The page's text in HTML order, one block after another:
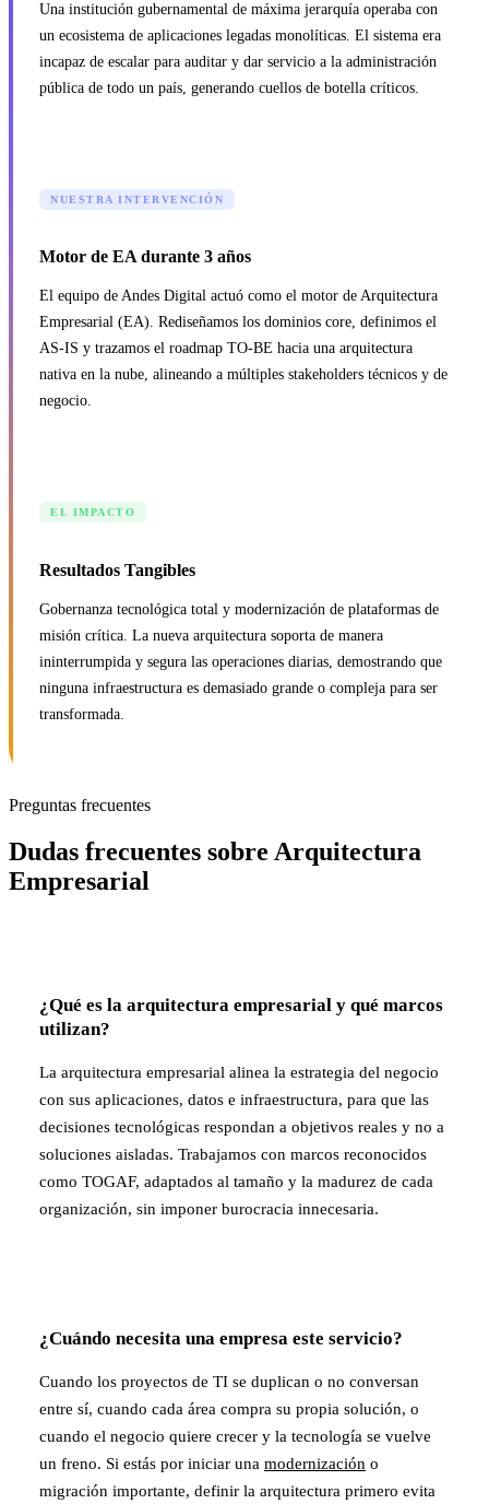
Una institución gubernamental de máxima jerarquía operaba con
un ecosistema de aplicaciones legadas monolíticas. El sistema era
incapaz de escalar para auditar y dar servicio a la administración
pública de todo un país, generando cuellos de botella críticos.
NUESTRA INTERVENCIÓN
Motor de EA durante 3 años
El equipo de Andes Digital actuó como el motor de Arquitectura
Empresarial (EA). Rediseñamos los dominios core, definimos el
AS-IS y trazamos el roadmap TO-BE hacia una arquitectura
nativa en la nube, alineando a múltiples stakeholders técnicos y de
negocio.
EL IMPACTO
Resultados Tangibles
Gobernanza tecnológica total y modernización de plataformas de
misión crítica. La nueva arquitectura soporta de manera
ininterrumpida y segura las operaciones diarias, demostrando que
ninguna infraestructura es demasiado grande o compleja para ser
transformada.
Preguntas frecuentes
Dudas frecuentes sobre Arquitectura
Empresarial
¿Qué es la arquitectura empresarial y qué marcos
utilizan?
La arquitectura empresarial alinea la estrategia del negocio
con sus aplicaciones, datos e infraestructura, para que las
decisiones tecnológicas respondan a objetivos reales y no a
soluciones aisladas. Trabajamos con marcos reconocidos
como TOGAF, adaptados al tamaño y la madurez de cada
organización, sin imponer burocracia innecesaria.
¿Cuándo necesita una empresa este servicio?
Cuando los proyectos de TI se duplican o no conversan
entre sí, cuando cada área compra su propia solución, o
cuando el negocio quiere crecer y la tecnología se vuelve
un freno. Si estás por iniciar una modernización o
migración importante, definir la arquitectura primero evita